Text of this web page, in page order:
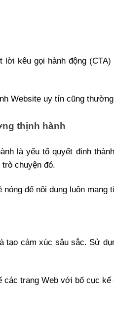
lời kêu gọi hành động
Website uy tín cũng
thịnh hành
là yếu tố quyết định
chuyện đó.
để nội dung luôn mang
tạo cảm xúc sâu sắc. Sử
trang Web với bố cục